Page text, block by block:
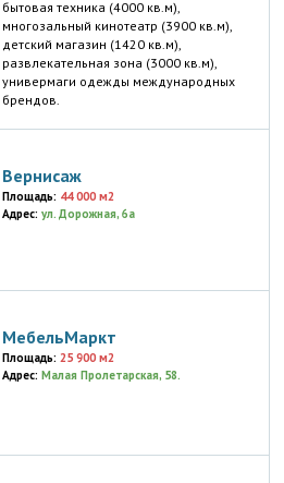
бытовая техника (4000 кв.м),
многозальный кинотеатр (3900 кв.м),
детский магазин (1420 кв.м),
развлекательная зона (3000 кв.м),
универмаги одежды международных
брендов.
Вернисаж
Площадь: 44 000 м2
Адрес: ул. Дорожная, 6а
МебельМаркт
Площадь: 25 900 м2
Адрес: Малая Пролетарская, 58.